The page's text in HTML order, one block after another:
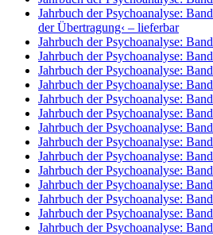
Jahrbuch der Psychoanalyse:
der Übertragung‹ – lieferbar
Jahrbuch der Psychoanalyse:
Jahrbuch der Psychoanalyse:
Jahrbuch der Psychoanalyse:
Jahrbuch der Psychoanalyse:
Jahrbuch der Psychoanalyse:
Jahrbuch der Psychoanalyse:
Jahrbuch der Psychoanalyse:
Jahrbuch der Psychoanalyse:
Jahrbuch der Psychoanalyse:
Jahrbuch der Psychoanalyse:
Jahrbuch der Psychoanalyse:
Jahrbuch der Psychoanalyse:
Jahrbuch der Psychoanalyse:
Jahrbuch der Psychoanalyse: